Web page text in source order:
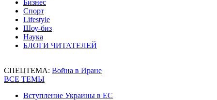
Бизнес
Спорт
Lifestyle
Шоу-биз
Наука
БЛОГИ ЧИТАТЕЛЕЙ
СПЕЦТЕМА: Война в Иране
ВСЕ ТЕМЫ
Вступление Украины в ЕС